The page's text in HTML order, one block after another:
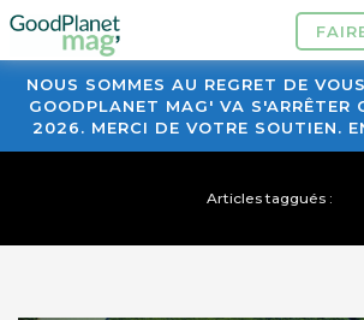
NOUS SOMMES AU REGRET DE
GOODPLANET MAG' VA S'ARRÊTER
2026. MERCI DE VOTRE SOUTIEN.
Articles taggués :